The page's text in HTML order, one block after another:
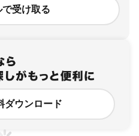
で受け取る
ダウンロード